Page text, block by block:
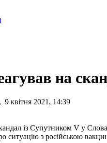
на
, 9 квітня 2021, 14:39
ситуацію з російською